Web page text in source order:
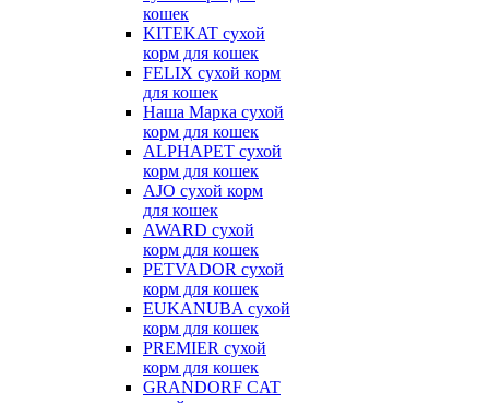
кошек
KITEKAT сухой
корм для кошек
FELIX сухой корм
для кошек
Наша Марка сухой
корм для кошек
ALPHAPET сухой
корм для кошек
AJO сухой корм
для кошек
AWARD сухой
корм для кошек
PETVADOR сухой
корм для кошек
EUKANUBA сухой
корм для кошек
PREMIER сухой
корм для кошек
GRANDORF CAT